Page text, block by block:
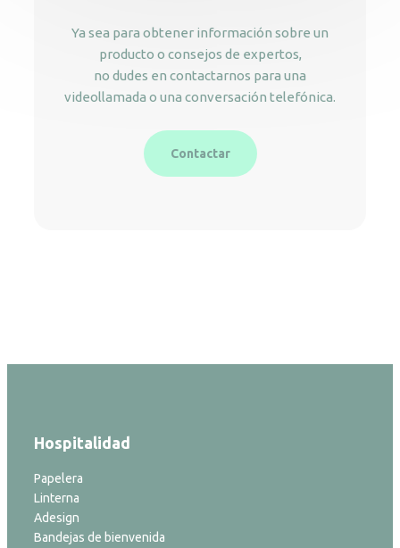
Ya sea para obtener información sobre un
producto o consejos de expertos,
no dudes en contactarnos para una
videollamada o una conversación telefónica.
Contactar
Hospitalidad
Papelera
Linterna
Adesign
Bandejas de bienvenida